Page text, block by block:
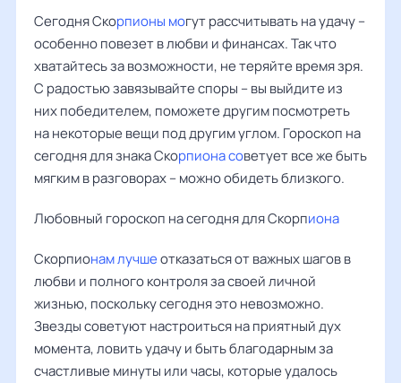
Сегодня Скорпионы могут рассчитывать на удачу –
особенно повезет в любви и финансах. Так что
хватайтесь за возможности, не теряйте время зря.
С радостью завязывайте споры – вы выйдите из
них победителем, поможете другим посмотреть
на некоторые вещи под другим углом. Гороскоп на
сегодня для знака Скорпиона советует все же быть
мягким в разговорах – можно обидеть близкого.
Любовный гороскоп на сегодня для Скорпиона
Скорпионам лучшеотказаться от важных шагов в
любви и полного контроля за своей личной
жизнью, поскольку сегодня это невозможно.
Звезды советуют настроиться на приятный дух
момента, ловить удачу и быть благодарным за
счастливые минуты или часы, которые удалось